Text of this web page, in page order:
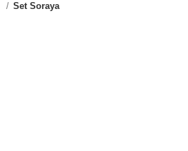
Set Soraya